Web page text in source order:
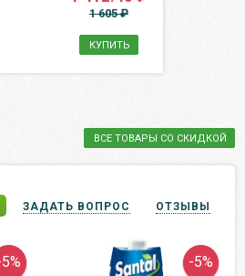
1 605 ₽
КУПИТЬ
ВСЕ ТОВАРЫ СО СКИДКОЙ
ЗАДАТЬ ВОПРОС ОТЗЫВЫ
-5%